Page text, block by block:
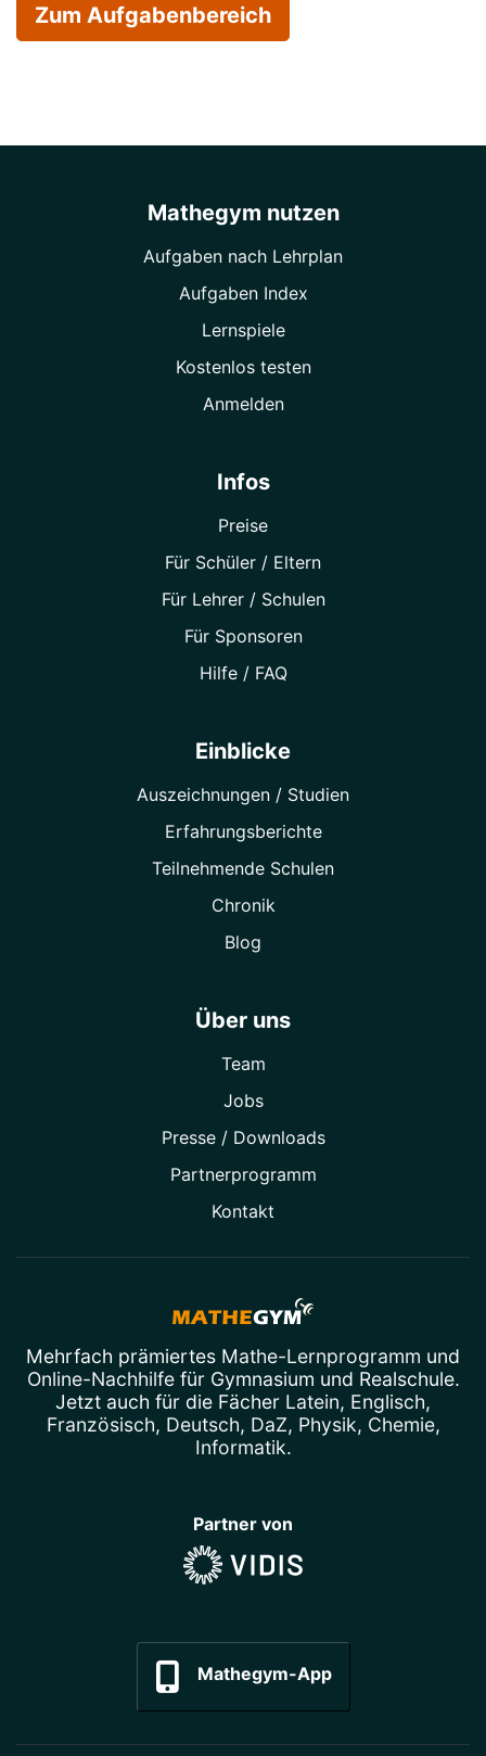
Zum Aufgabenbereich
Mathegym nutzen
Aufgaben nach Lehrplan
Aufgaben Index
Lernspiele
Kostenlos testen
Anmelden
Infos
Preise
Für Schüler / Eltern
Für Lehrer / Schulen
Für Sponsoren
Hilfe / FAQ
Einblicke
Auszeichnungen / Studien
Erfahrungsberichte
Teilnehmende Schulen
Chronik
Blog
Über uns
Team
Jobs
Presse / Downloads
Partner­programm
Kontakt
Mehrfach prämiertes Mathe-Lernprogramm und
Online-Nachhilfefür Gymnasium und Realschule.
Jetzt auch für die Fächer Latein, Englisch,
Französisch, Deutsch, DaZ, Physik, Chemie,
Informatik.
Partner von
Mathegym-App